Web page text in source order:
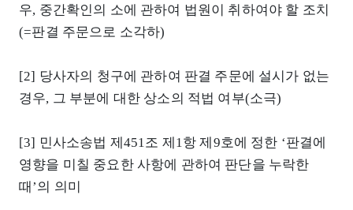
우, 중간확인의 소에 관하여 법원이 취하여야 할 조치
(=판결 주문으로 소각하)
[2] 당사자의 청구에 관하여 판결 주문에 설시가 없는
경우, 그 부분에 대한 상소의 적법 여부(소극)
[3] 민사소송법 제451조 제1항 제9호에 정한 ‘판결에
영향을 미칠 중요한 사항에 관하여 판단을 누락한
때’의 의미